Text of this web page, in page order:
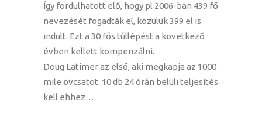
Így fordulhatott elő, hogy pl 2006-ban 439 fő
nevezését fogadták el, közülük 399 el is
indult. Ezt a 30 fős túllépést a következő
évben kellett kompenzálni.
Doug Latimer az első, aki megkapja az 1000
mile övcsatot. 10 db 24 órán belüli teljesítés
kell ehhez…